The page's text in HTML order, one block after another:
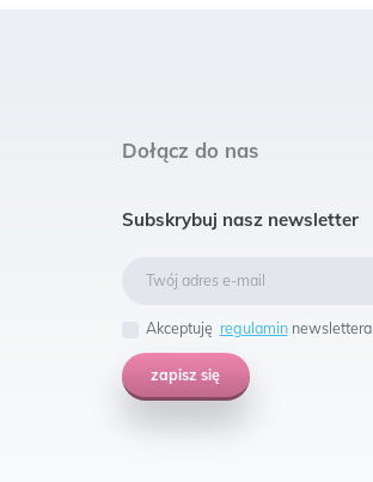
Dołącz do nas
Subskrybuj nasz newsletter
Akceptuję regulaminnewslettera
zapisz się